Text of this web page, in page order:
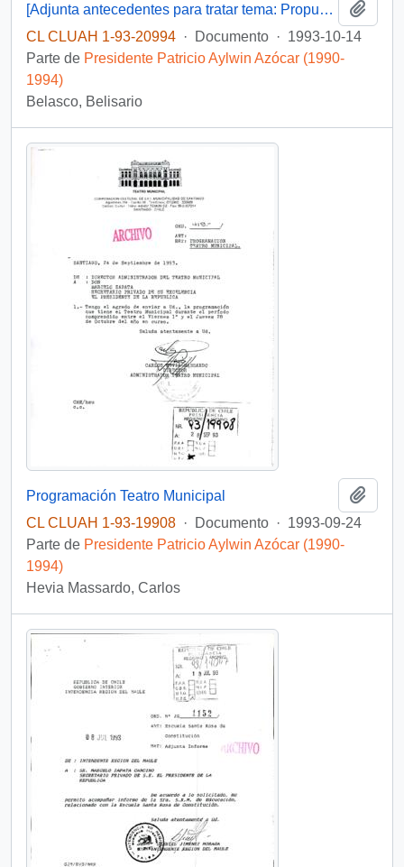
[Adjunta antecedentes para tratar tema: Propuesta de I.N.J.]
CL CLUAH 1-93-20994 · Documento · 1993-10-14
Parte de Presidente Patricio Aylwin Azócar (1990-
1994)
Belasco, Belisario
Programación Teatro Municipal
CL CLUAH 1-93-19908 · Documento · 1993-09-24
Parte de Presidente Patricio Aylwin Azócar (1990-
1994)
Hevia Massardo, Carlos